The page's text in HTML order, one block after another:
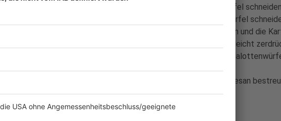
häuten, vierteln, entkernen und ohne Stielansatz in feine Würfel
Schnittlauch in feine Röllchen schneiden. Den Schinken in Würfel
Von den Kartoffeln der Länge nach einen Deckel abschneiden und die
einem Löffel aushöhlen. Die Kartoffelmasse mit einer Gabel leicht
geschnittener Salzbutter, Sahne, Tomaten, Schnittlauch,
mischen und mit Salz, Pfeffer und Muskat abschmecken.
Die Masse in die Kartoffeln füllen, mit dem geriebenen Parmesan
Ofen 10 Minuten überbacken.